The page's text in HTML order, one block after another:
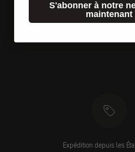
Expédition depuis les
S'abonner à notre
maintenant